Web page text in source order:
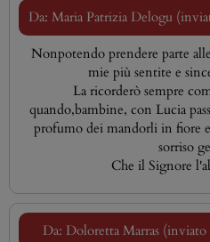
Da: Maria Patrizia Delogu
Nonpotendo prendere parte
mie più sentite e
La ricorderò sempre
quando,bambine, con Lucia
profumo dei mandorli in fiore
sorriso
Che il Signore
Da: Doloretta Marras